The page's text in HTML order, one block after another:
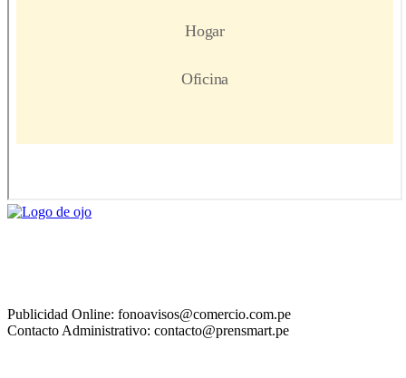
Publicidad Online: fonoavisos@comercio.com.pe
Contacto Administrativo: contacto@prensmart.pe